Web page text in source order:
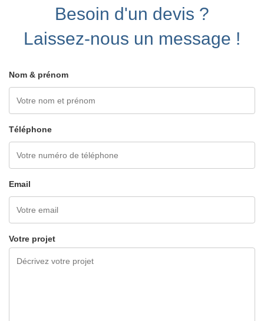
Besoin d'un devis ?
Laissez-nous un message !
Nom & prénom
Téléphone
Email
Votre projet